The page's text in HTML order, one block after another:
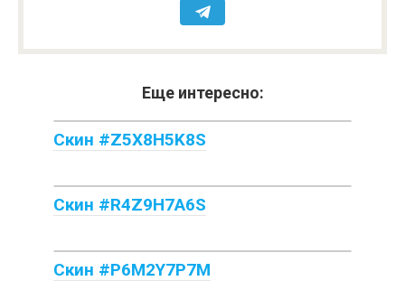
Еще интересно:
Скин #Z5X8H5K8S
Скин #R4Z9H7A6S
Скин #P6M2Y7P7M